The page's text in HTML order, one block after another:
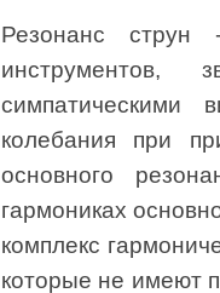
Резонанс струн
инструментов,
симпатическими
колебания при
основного
гармониках
комплекс
которые не имеют